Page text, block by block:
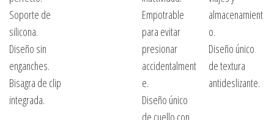
Soporte de
silicona.
Diseño sin
enganches.
Bisagra de clip
integrada.
Empotrable
para evitar
presionar
accidentalment
e.
Diseño único
almacenamient
o.
Diseño único
de textura
antideslizante.